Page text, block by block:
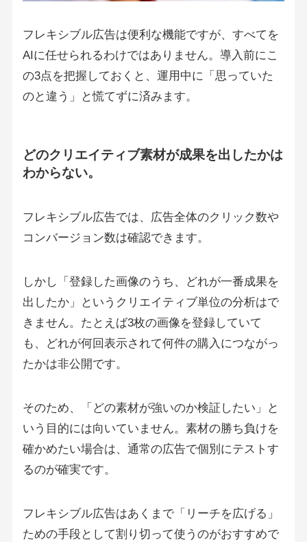
フレキシブル広告は便利な機能ですが、すべてを
AIに任せられるわけではありません。導入前にこ
の3点を把握しておくと、運用中に「思っていた
のと違う」と慌てずに済みます。
どのクリエイティブ素材が成果を出したかは
わからない。
フレキシブル広告では、広告全体のクリック数や
コンバージョン数は確認できます。
しかし「登録した画像のうち、どれが一番成果を
出したか」というクリエイティブ単位の分析はで
きません。たとえば3枚の画像を登録していて
も、どれが何回表示されて何件の購入につながっ
たかは非公開です。
そのため、「どの素材が強いのか検証したい」と
いう目的には向いていません。素材の勝ち負けを
確かめたい場合は、通常の広告で個別にテストす
るのが確実です。
フレキシブル広告はあくまで「リーチを広げる」
ための手段として割り切って使うのがおすすめで